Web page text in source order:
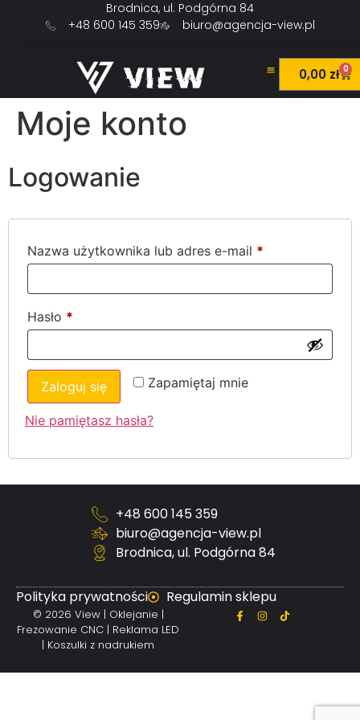
Brodnica, ul. Podgórna 84
+48 600 145 359
biuro@agencja-view.pl
0,00 zł 0
Moje konto
Logowanie
Nazwa użytkownika lub adres e-mail *
Hasło *
Zapamiętaj mnie
Zaloguj się
Nie pamiętasz hasła?
+48 600 145 359
biuro@agencja-view.pl
Brodnica, ul. Podgórna 84
Polityka prywatności Regulamin sklepu
© 2026 View | Oklejanie |
Frezowanie CNC | Reklama LED
| Koszulki z nadrukiem